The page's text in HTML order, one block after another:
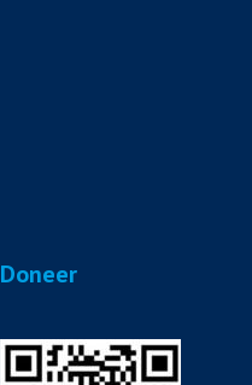
Doneer